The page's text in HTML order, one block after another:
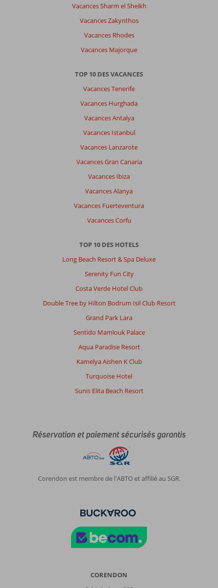
Vacances Sharm el Sheikh
Vacances Zakynthos
Vacances Rhodes
Vacances Majorque
TOP 10 DES VACANCES
Vacances Tenerife
Vacances Hurghada
Vacances Antalya
Vacances Istanbul
Vacances Lanzarote
Vacances Gran Canaria
Vacances Ibiza
Vacances Alanya
Vacances Fuerteventura
Vacances Corfu
TOP 10 DES HOTELS
Long Beach Resort & Spa Deluxe
Serenity Fun City
Costa Verde Hotel Club
Double Tree by Hilton Bodrum Isil Club Resort
Grand Park Lara
Sentido Mamlouk Palace
Aqua Paradise Resort
Kamelya Aishen K Club
Turquoise Hotel
Sunis Elita Beach Resort
Réservation et paiement sécurisés garantis
Corendon est membre de l'ABTO et affilié au SGR.
CORENDON